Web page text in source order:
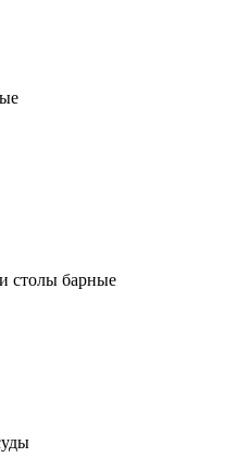
столы барные